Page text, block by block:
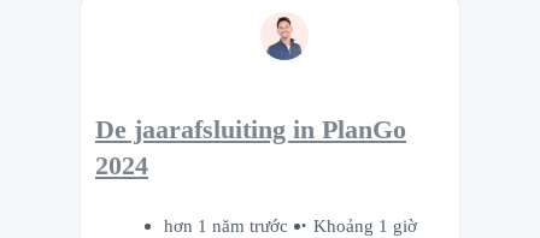
De jaarafsluiting in PlanGo
2024
hơn 1 năm trước
Khoảng 1 giờ